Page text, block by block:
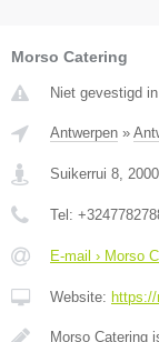
Morso Catering
Niet gevestigd
Antwerpen »
Suikerrui 8 2000
Tel:
E-mail › Morso
Website: https://
Morso Catering